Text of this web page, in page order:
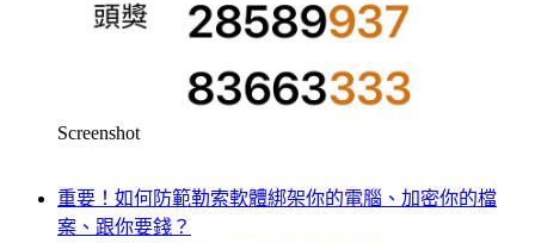
Screenshot
重要！如何防範勒索軟體綁架你的電腦、加密你的檔
案、跟你要錢？